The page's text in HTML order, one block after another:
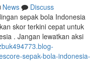
News
Discuss
sepak bola Indonesia
skor terkini cepat untuk
. Jangan lewatkan aksi
sepak-bola-indonesia-